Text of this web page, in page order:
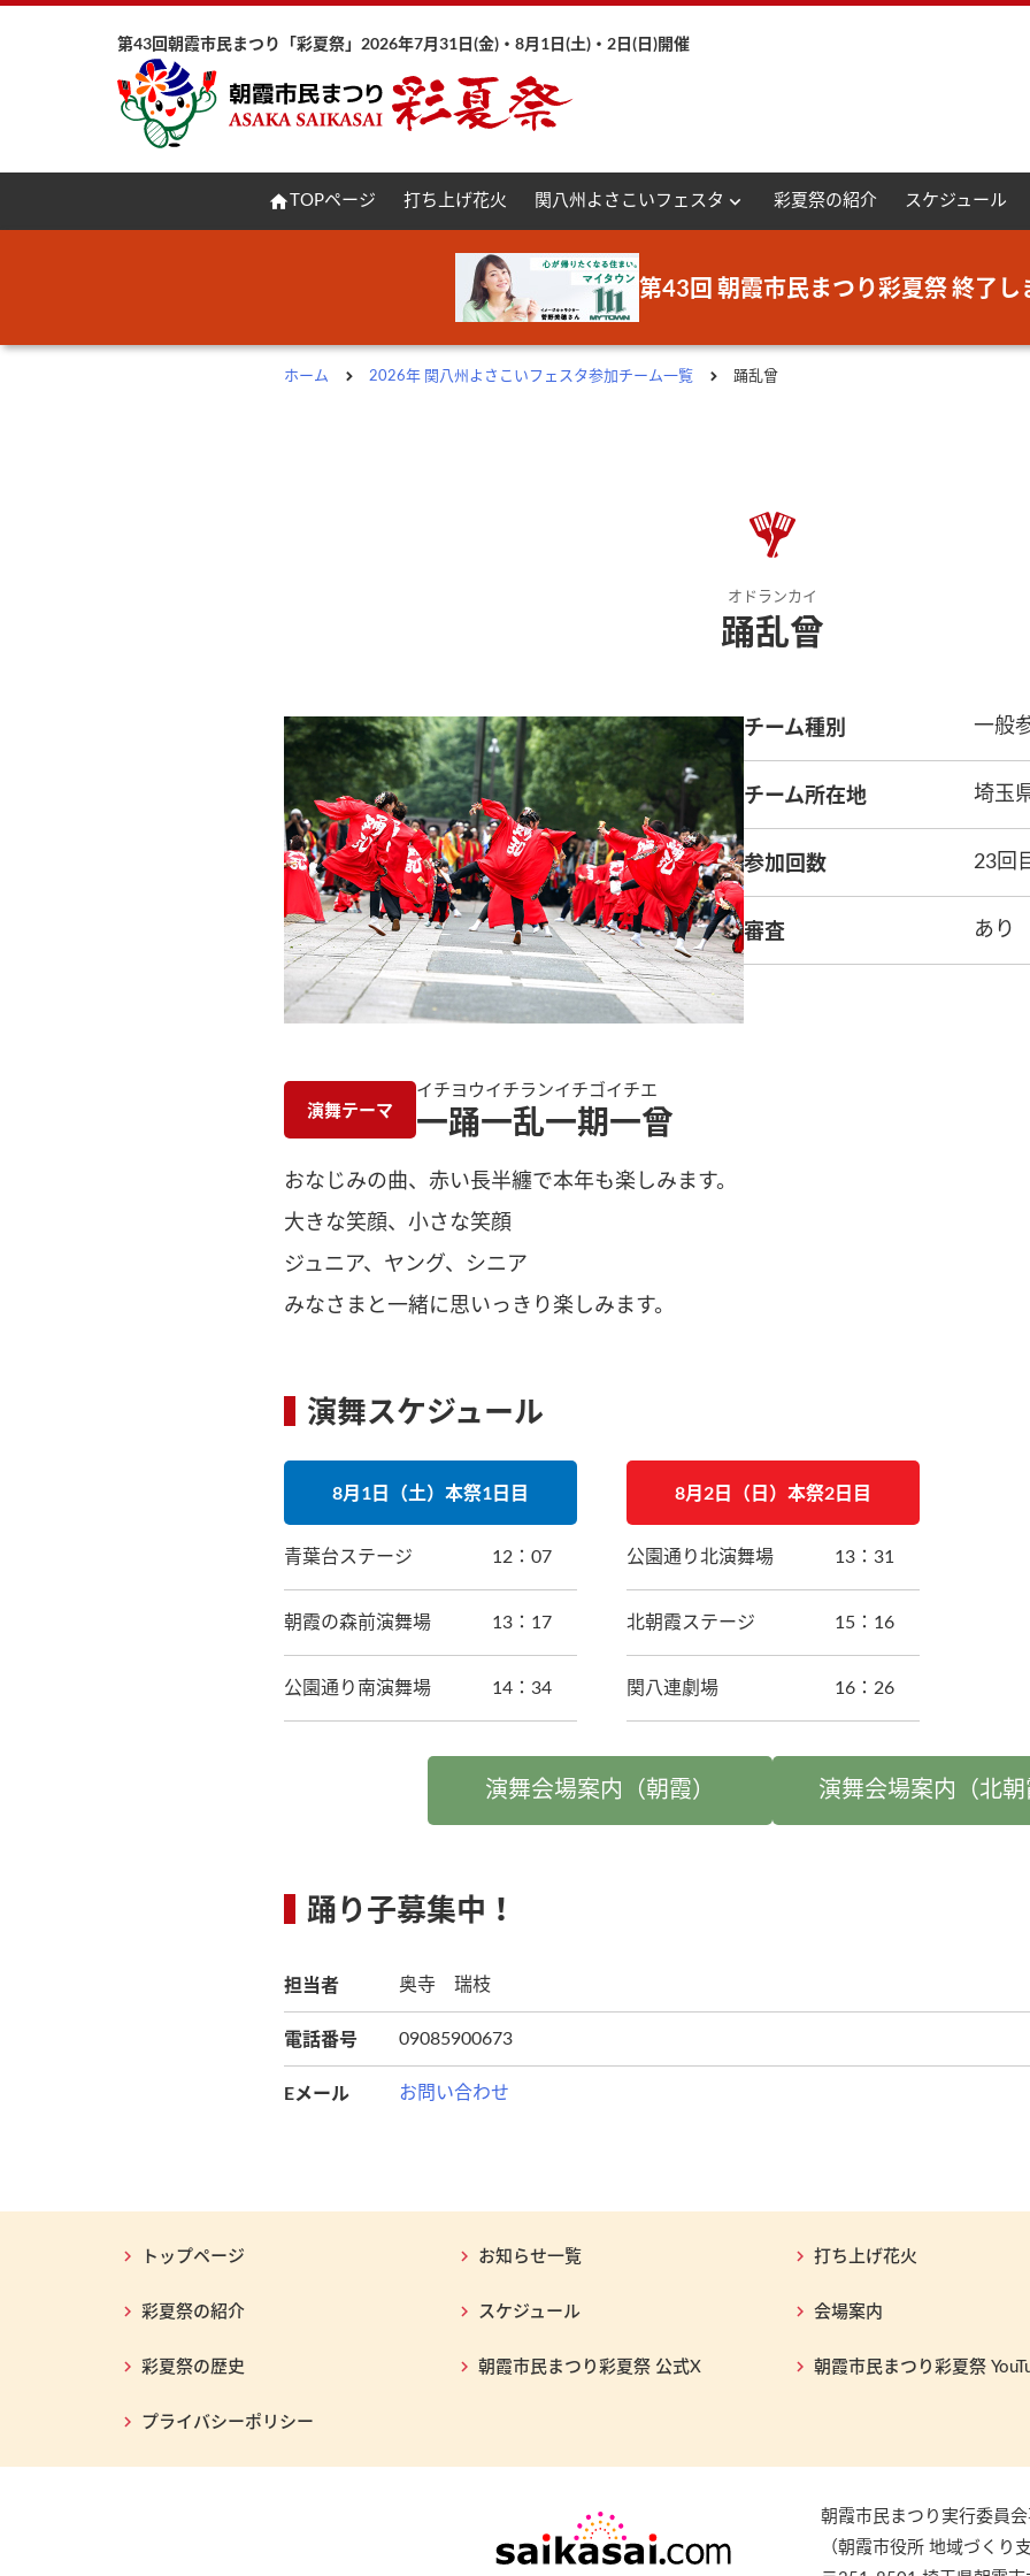
第43回朝霞市民まつり「彩夏祭」2026年7月31日(金)・8月1日(土)・2日(日)開催
home TOPページ 打ち上げ花火 関八州よさこいフェスタ expand_more 彩夏祭の紹介 スケジュール
第43回 朝霞市民まつり彩夏祭 終了し
ホーム 2026年 関八州よさこいフェスタ参加チーム一覧 踊乱曾
オドランカイ
踊乱曾
チーム種別 一般
チーム所在地 埼玉
参加回数 23回
審査 あり
演舞テーマ
イチヨウイチランイチゴイチエ
一踊一乱一期一曾
おなじみの曲、赤い長半纏で本年も楽しみます。
大きな笑顔、小さな笑顔
ジュニア、ヤング、シニア
みなさまと一緒に思いっきり楽しみます。
演舞スケジュール
8月1日（土）本祭1日目
青葉台ステージ 12：07
朝霞の森前演舞場 13：17
公園通り南演舞場 14：34
8月2日（日）本祭2日目
公園通り北演舞場 13：31
北朝霞ステージ 15：16
関八連劇場 16：26
演舞会場案内（朝霞） 演舞会場案内（北
踊り子募集中！
担当者 奥寺 瑞枝
電話番号 09085900673
Eメール お問い合わせ
トップページ お知らせ一覧 打ち上げ花火
彩夏祭の紹介 スケジュール 会場案内
彩夏祭の歴史 朝霞市民まつり彩夏祭 公式X 朝霞市民まつり彩夏祭
プライバシーポリシー
朝霞市民まつり実行委員
（朝霞市役所 地域づくり